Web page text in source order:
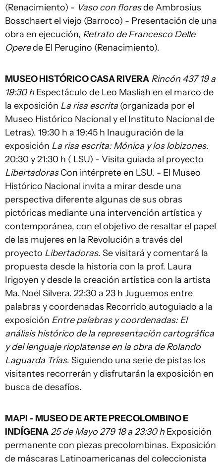
(Renacimiento) - Vaso con floresde Ambrosius
Bosschaert el viejo (Barroco) - Presentación de una
obra en ejecución, Retrato de Francesco Delle
Operede El Perugino (Renacimiento).
MUSEO HISTÓRICO CASA RIVERA Rincón 437 19 a
19:30 hEspectáculo de Leo Masliah en el marco de
la exposición La risa escrita (organizada por el
Museo Histórico Nacional y el Instituto Nacional de
Letras). 19:30 h a 19:45 h Inauguración de la
exposición La risa escrita: Mónica y los lobizones.
20:30 y 21:30 h ( LSU) - Visita guiada al proyecto
LibertadorasCon intérprete en LSU. - El Museo
Histórico Nacional invita a mirar desde una
perspectiva diferente algunas de sus obras
pictóricas mediante una intervención artística y
contemporánea, con el objetivo de resaltar el papel
de las mujeres en la Revolución a través del
proyecto Libertadoras. Se visitará y comentará la
propuesta desde la historia con la prof. Laura
Irigoyen y desde la creación artística con la artista
Ma. Noel Silvera. 22:30 a 23 h Juguemos entre
palabras y coordenadas Recorrido autoguiado a la
exposición Entre palabras y coordenadas: El
análisis histórico de la representación cartográfica
y del lenguaje rioplatense en la obra de Rolando
Laguarda Trías. Siguiendo una serie de pistas los
visitantes recorrerán y disfrutarán la exposición en
busca de desafíos.
MAPI - MUSEO DE ARTE PRECOLOMBINO E
INDÍGENA25 de Mayo 279 18 a 23:30 hExposición
permanente con piezas precolombinas. Exposición
de máscaras Latinoamericanas del coleccionista